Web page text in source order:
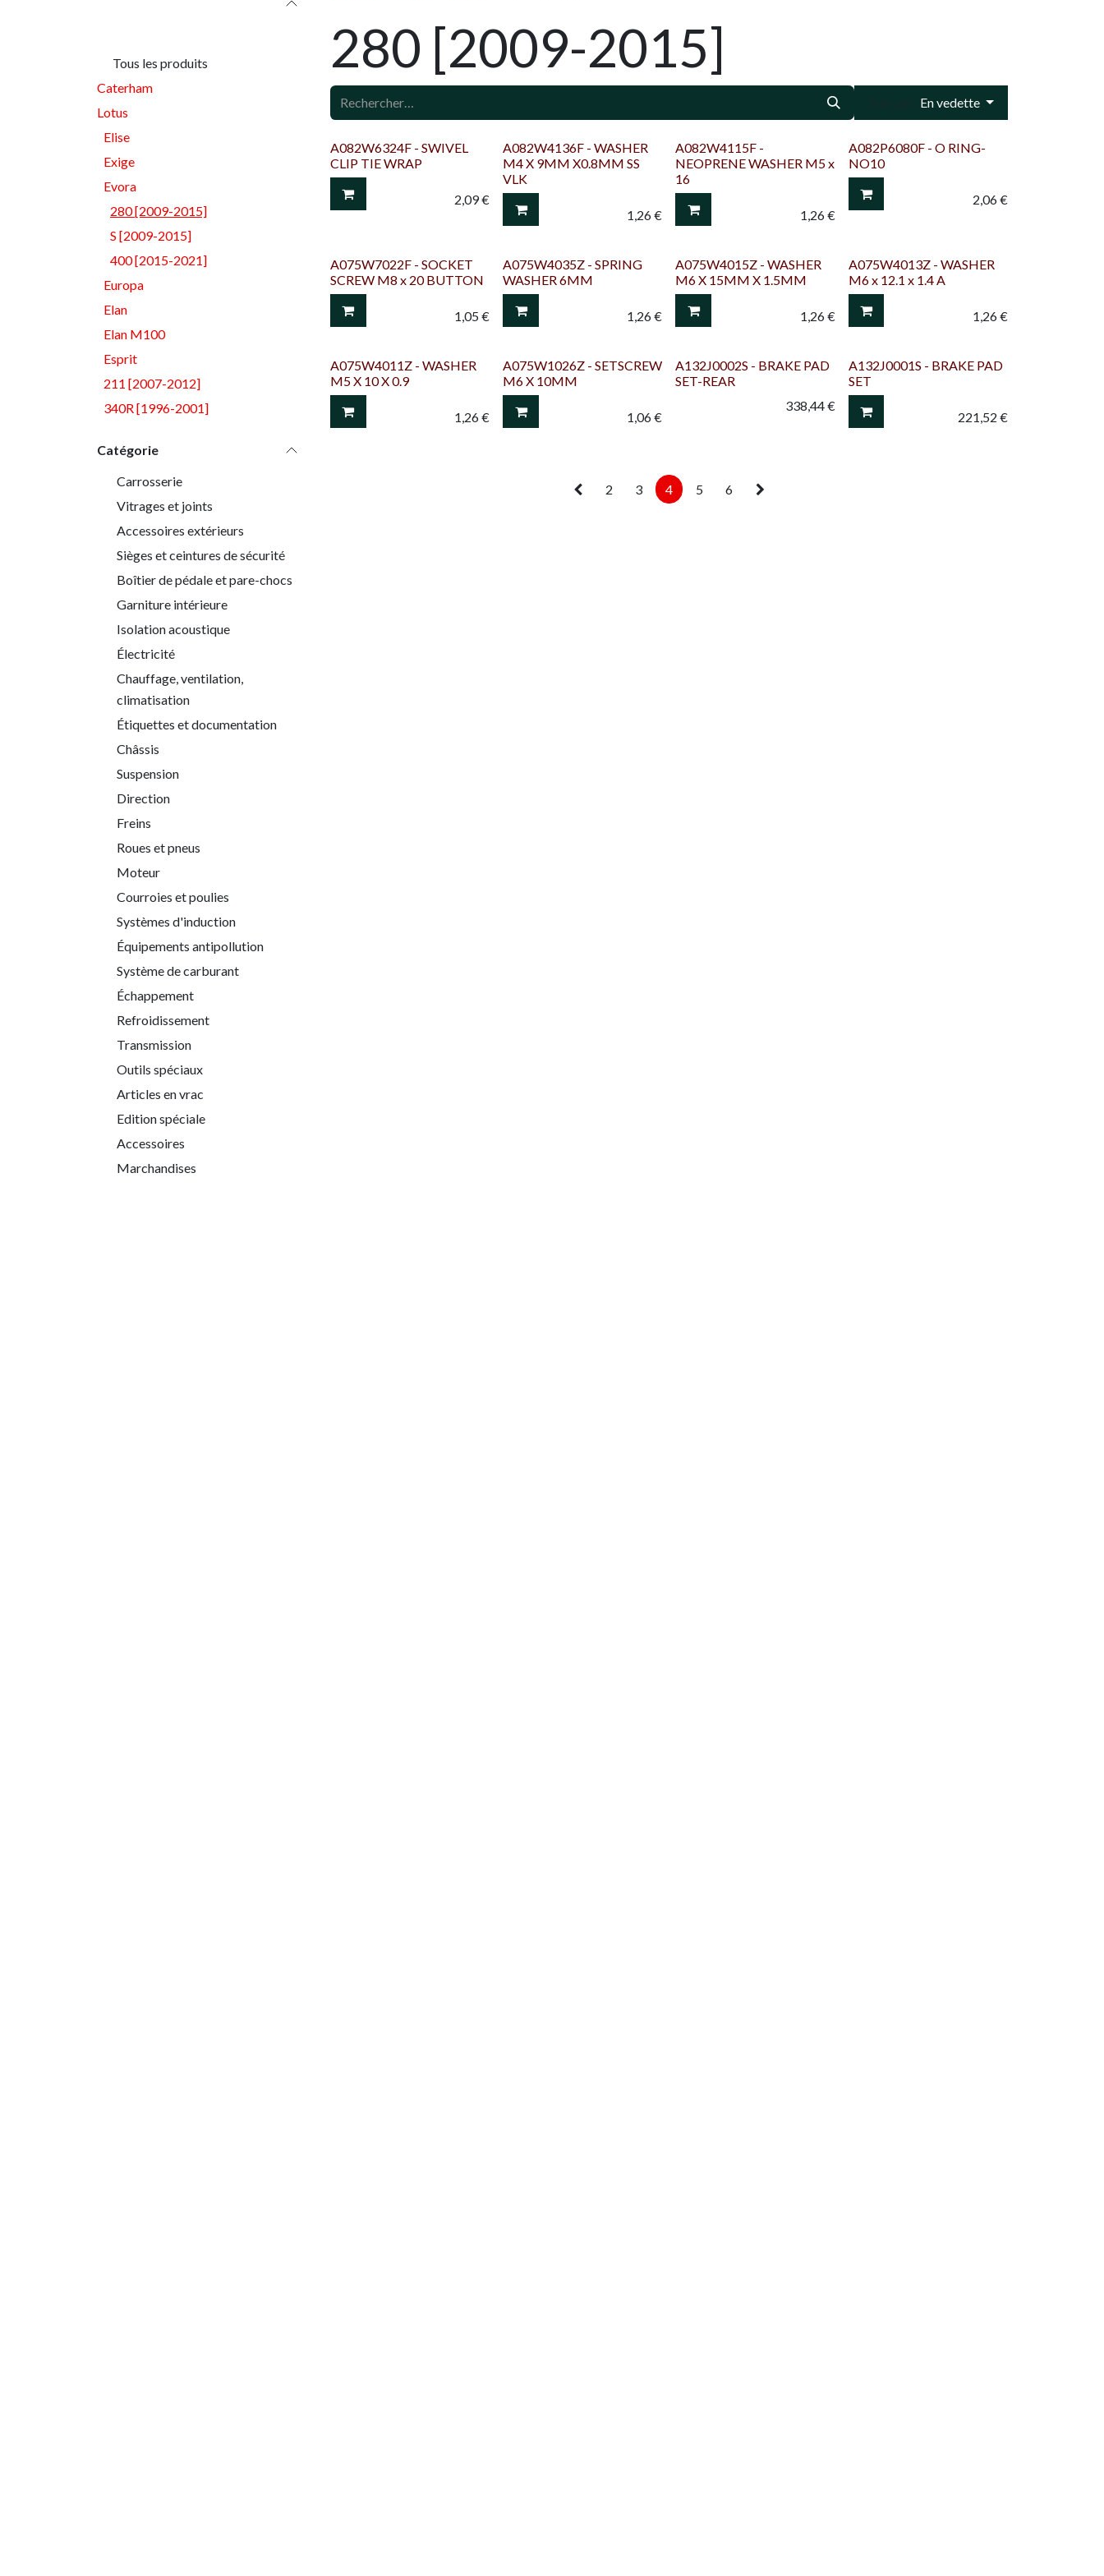
Tous les produits
Caterham
Lotus
Elise
Exige
Evora
280 [2009-2015]
S [2009-2015]
400 [2015-2021]
Europa
Elan
Elan M100
Esprit
211 [2007-2012]
340R [1996-2001]
Catégorie
Carrosserie
Vitrages et joints
Accessoires extérieurs
Sièges et ceintures de sécurité
Boîtier de pédale et pare-chocs
Garniture intérieure
Isolation acoustique
Électricité
Chauffage, ventilation,
climatisation
Étiquettes et documentation
Châssis
Suspension
Direction
Freins
Roues et pneus
Moteur
Courroies et poulies
Systèmes d'induction
Équipements antipollution
Système de carburant
Échappement
Refroidissement
Transmission
Outils spéciaux
Articles en vrac
Edition spéciale
Accessoires
Marchandises
280 [2009-2015]
En vedette
A082W6324F - SWIVEL
CLIP TIE WRAP
2,09€
A082W4136F - WASHER
M4 X 9MM X0.8MM SS
VLK
1,26€
A082W4115F -
NEOPRENE WASHER M5 x
16
1,26€
A082P6080F - O RING-
NO10
2,06€
A075W7022F - SOCKET
SCREW M8 x 20 BUTTON
1,05€
A075W4035Z - SPRING
WASHER 6MM
1,26€
A075W4015Z - WASHER
M6 X 15MM X 1.5MM
1,26€
A075W4013Z - WASHER
M6 x 12.1 x 1.4 A
1,26€
A075W4011Z - WASHER
M5 X 10 X 0.9
1,26€
A075W1026Z - SETSCREW
M6 X 10MM
1,06€
A132J0002S - BRAKE PAD
SET-REAR
338,44€
A132J0001S - BRAKE PAD
SET
221,52 €
2 3 4 5 6